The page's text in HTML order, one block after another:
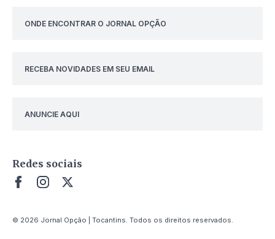
ONDE ENCONTRAR O JORNAL OPÇÃO
RECEBA NOVIDADES EM SEU EMAIL
ANUNCIE AQUI
Redes sociais
© 2026 Jornal Opção | Tocantins. Todos os direitos reservados.